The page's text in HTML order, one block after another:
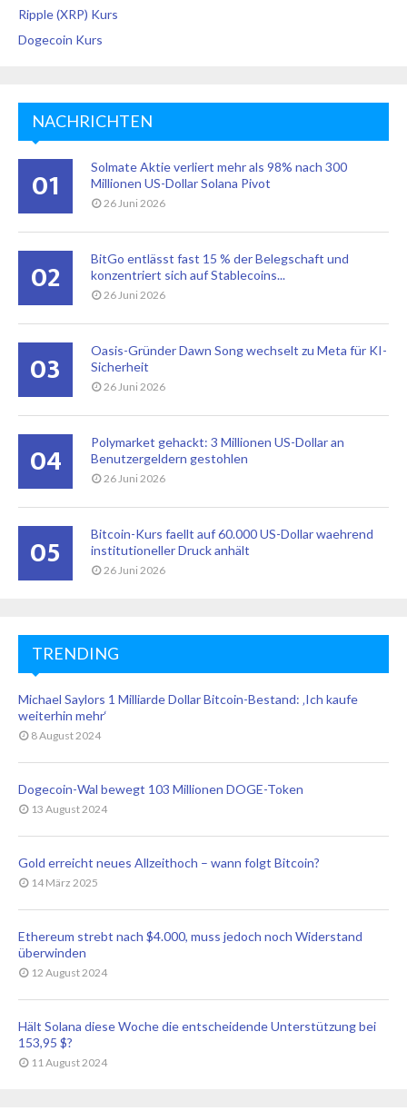
Ripple (XRP) Kurs
Dogecoin Kurs
NACHRICHTEN
01
Solmate Aktie verliert mehr als 98% nach 300
Millionen US-Dollar Solana Pivot
26 Juni 2026
02
BitGo entlässt fast 15 % der Belegschaft und
konzentriert sich auf Stablecoins...
26 Juni 2026
03
Oasis-Gründer Dawn Song wechselt zu Meta für KI-
Sicherheit
26 Juni 2026
04
Polymarket gehackt: 3 Millionen US-Dollar an
Benutzergeldern gestohlen
26 Juni 2026
05
Bitcoin-Kurs faellt auf 60.000 US-Dollar waehrend
institutioneller Druck anhält
26 Juni 2026
TRENDING
Michael Saylors 1 Milliarde Dollar Bitcoin-Bestand: ‚Ich kaufe
weiterhin mehr‘
8 August 2024
Dogecoin-Wal bewegt 103 Millionen DOGE-Token
13 August 2024
Gold erreicht neues Allzeithoch – wann folgt Bitcoin?
14 März 2025
Ethereum strebt nach $4.000, muss jedoch noch Widerstand
überwinden
12 August 2024
Hält Solana diese Woche die entscheidende Unterstützung bei
153,95 $?
11 August 2024